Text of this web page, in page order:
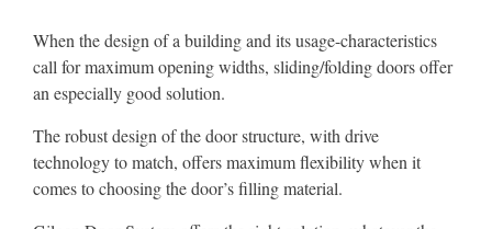
When the design of a building and its usage-characteristics
call for maximum opening widths, sliding/folding doors offer
an especially good solution.
The robust design of the door structure, with drive
technology to match, offers maximum flexibility when it
comes to choosing the door’s filling material.